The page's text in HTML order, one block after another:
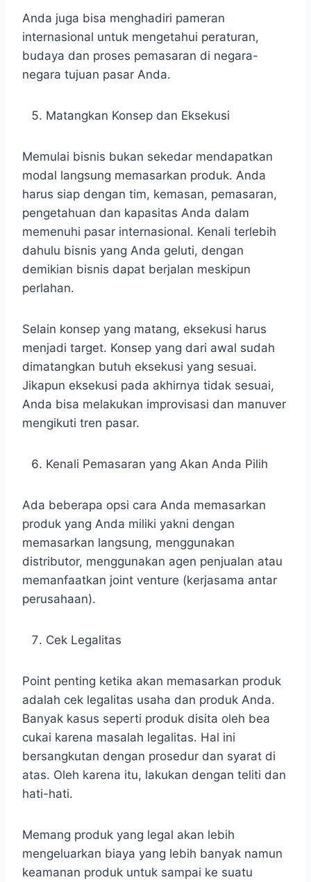
Anda juga bisa menghadiri pameran
internasional untuk mengetahui peraturan,
budaya dan proses pemasaran di negara-
negara tujuan pasar Anda.
Matangkan Konsep dan Eksekusi
Memulai bisnis bukan sekedar mendapatkan
modal langsung memasarkan produk. Anda
harus siap dengan tim, kemasan, pemasaran,
pengetahuan dan kapasitas Anda dalam
memenuhi pasar internasional. Kenali terlebih
dahulu bisnis yang Anda geluti, dengan
demikian bisnis dapat berjalan meskipun
perlahan.
Selain konsep yang matang, eksekusi harus
menjadi target. Konsep yang dari awal sudah
dimatangkan butuh eksekusi yang sesuai.
Jikapun eksekusi pada akhirnya tidak sesuai,
Anda bisa melakukan improvisasi dan manuver
mengikuti tren pasar.
Kenali Pemasaran yang Akan Anda Pilih
Ada beberapa opsi cara Anda memasarkan
produk yang Anda miliki yakni dengan
memasarkan langsung, menggunakan
distributor, menggunakan agen penjualan atau
memanfaatkan joint venture (kerjasama antar
perusahaan).
Cek Legalitas
Point penting ketika akan memasarkan produk
adalah cek legalitas usaha dan produk Anda.
Banyak kasus seperti produk disita oleh bea
cukai karena masalah legalitas. Hal ini
bersangkutan dengan prosedur dan syarat di
atas. Oleh karena itu, lakukan dengan teliti dan
hati-hati.
Memang produk yang legal akan lebih
mengeluarkan biaya yang lebih banyak namun
keamanan produk untuk sampai ke suatu